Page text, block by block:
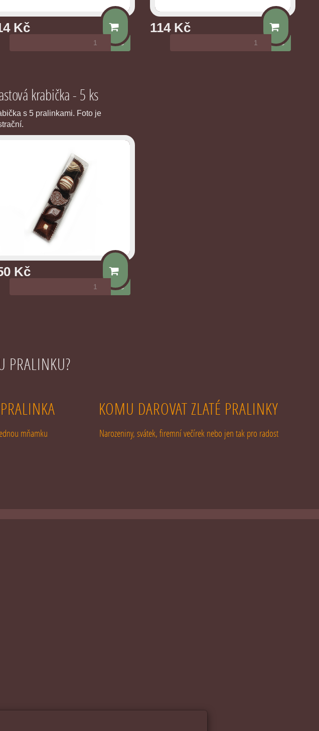
Kč
ks
114 Kč
ks
krabička - 5 ks
s 5 pralinkami. Foto je
Kč
ks
PRALINKU?
mňamku
KOMU DAROVAT ZLATÉ PRALINKY
Narozeniny, svátek, firemní večírek nebo jen tak pro radost